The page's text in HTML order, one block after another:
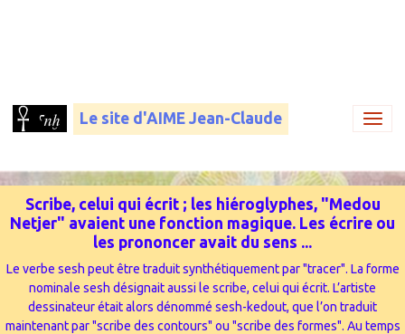
Le site d'AIME Jean-Claude
Scribe, celui qui écrit ; les hiéroglyphes, "Medou
Netjer" avaient une fonction magique. Les écrire ou
les prononcer avait du sens ...
Le verbe sesh peut être traduit synthétiquement par "tracer". La forme
nominale sesh désignait aussi le scribe, celui qui écrit. L’artiste
dessinateur était alors dénommé sesh-kedout, que l’on traduit
maintenant par "scribe des contours" ou "scribe des formes". Au temps